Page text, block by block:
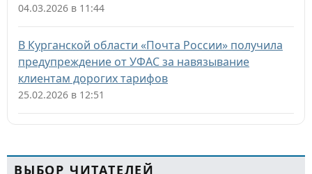
04.03.2026 в 11:44
В Курганской области «Почта России» получила
предупреждение от УФАС за навязывание
клиентам дорогих тарифов
25.02.2026 в 12:51
ВЫБОР ЧИТАТЕЛЕЙ